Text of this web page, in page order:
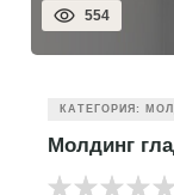
554
КАТЕГОРИЯ:
Молдинг